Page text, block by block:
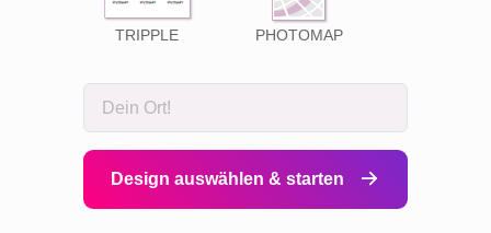
TRIPPLE PHOTOMAP
Design auswählen & starten